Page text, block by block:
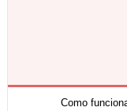
Como